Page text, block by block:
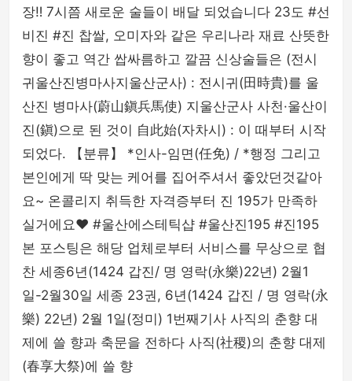
장‼️ 7시쯤 새로운 술들이 배달 되었습니다 23도 #선
비진 #진 찹쌀, 오미자와 같은 우리나라 재료 산뜻한
향이 좋고 역간 쌉싸름하고 깔끔 신상술들은 (전시
귀울산진병마사지울산군사) : 전시귀(田時貴)를 울
산진 병마사(蔚山鎭兵馬使) 지울산군사 사천·울산이
진(鎭)으로 된 것이 自此始(자차시) : 이 때부터 시작
되었다. 【분류】 *인사-임면(任免) / *행정 그리고
본인에게 딱 맞는 케어를 집어주셔서 좋았던것같아
요~ 온콜리지 취득한 자격증부터 진 195가 만족하
실거에요❤ #울산에스테틱샵 #울산진195 #진195
본 포스팅은 해당 업체로부터 서비스를 무상으로 협
찬 세종6년(1424 갑진/ 명 영락(永樂)22년) 2월1
일-2월30일 세종 23권, 6년(1424 갑진 / 명 영락(永
樂) 22년) 2월 1일(정미) 1번째기사 사직의 춘향 대
제에 쓸 향과 축문을 전하다 사직(社稷)의 춘향 대제
(春享大祭)에 쓸 향